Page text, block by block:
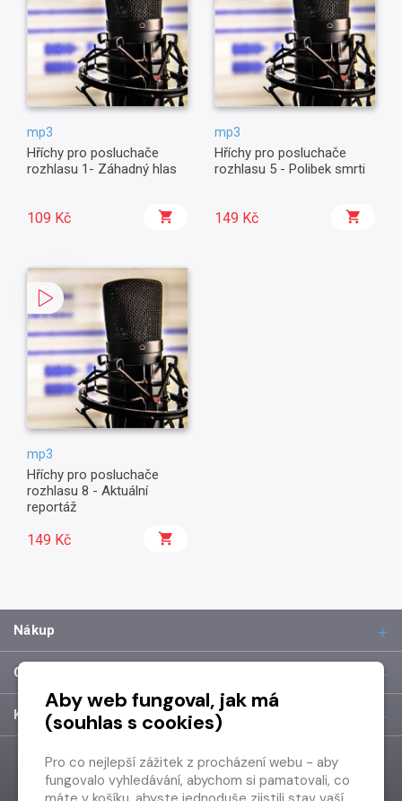
mp3
Hříchy pro posluchače
rozhlasu 1- Záhadný hlas
109 Kč
mp3
Hříchy pro posluchače
rozhlasu 5 - Polibek smrti
149 Kč
mp3
Hříchy pro posluchače
rozhlasu 8 - Aktuální
reportáž
149 Kč
Nákup
O společnosti
Kontakt
Aby web fungoval, jak má
(souhlas s cookies)
Pro co nejlepší zážitek z procházení webu - aby
fungovalo vyhledávání, abychom si pamatovali, co